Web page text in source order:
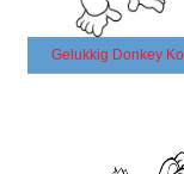
Gelukkig Donkey